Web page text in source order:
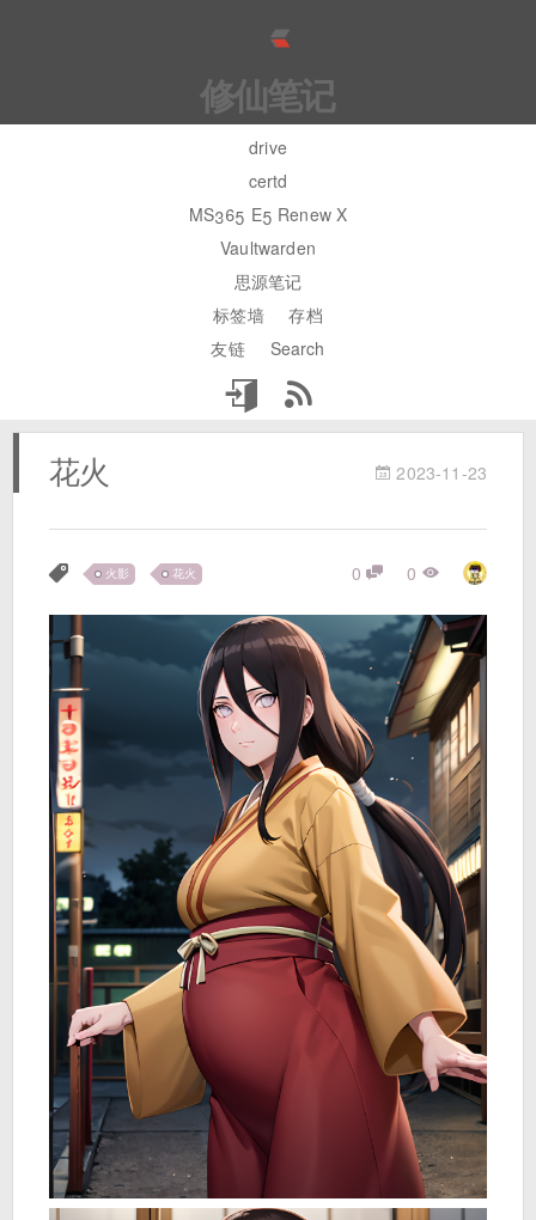
修仙笔记
drive
certd
MS365 E5 Renew X
Vaultwarden
思源笔记
标签墙
存档
友链
Search
花火 2023-11-23
火影 花火 0 0